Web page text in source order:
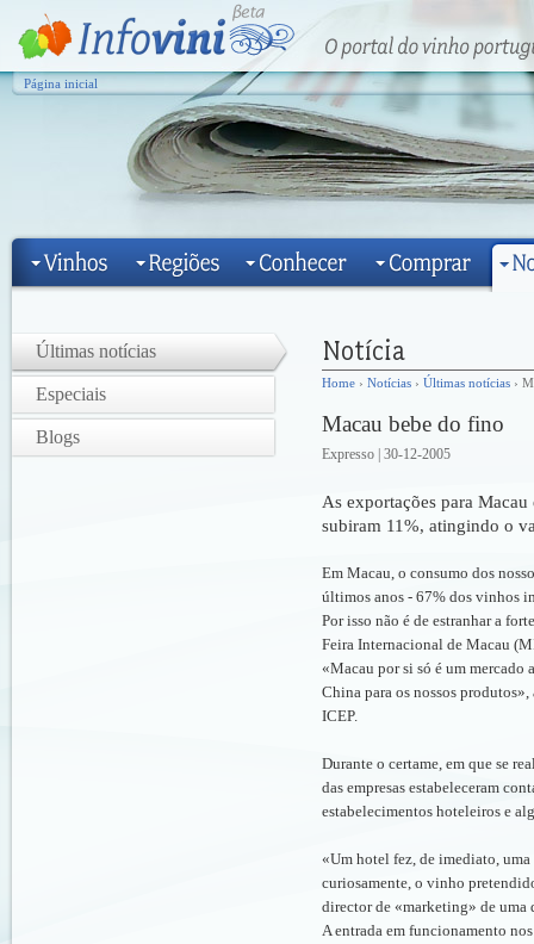
Página inicial
Últimas notícias
Especiais
Blogs
Home › Notícias › Últimas notícias ›
Macau bebe do fino
Expresso | 30-12-2005
As exportações para
subiram 11%, atingindo o
Em Macau, o consumo dos
últimos anos - 67% dos vinhos
Por isso não é de estranhar a
Feira Internacional de Macau
«Macau por si só é um mercado
China para os nossos
ICEP.
Durante o certame, em que se
das empresas estabeleceram
estabelecimentos hoteleiros e
«Um hotel fez, de imediato,
curiosamente, o vinho
director de «marketing» de uma
A entrada em funcionamento